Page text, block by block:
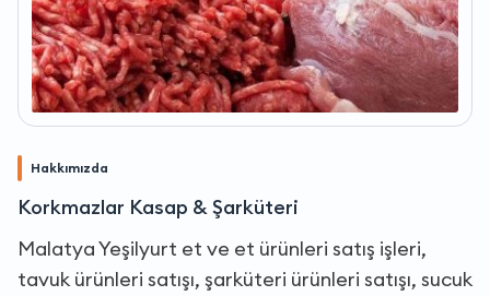
Hakkımızda
Korkmazlar Kasap & Şarküteri
Malatya Yeşilyurt et ve et ürünleri satış işleri,
tavuk ürünleri satışı, şarküteri ürünleri satışı, sucuk